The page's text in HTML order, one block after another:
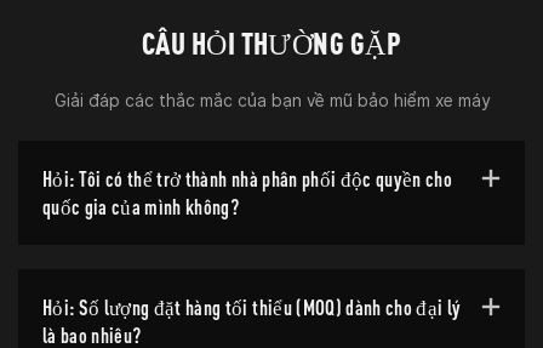
CÂU HỎI THƯỜNG GẶP
Giải đáp các thắc mắc của bạn về mũ bảo hiểm xe máy
Hỏi: Tôi có thể trở thành nhà phân phối độc quyền cho
quốc gia của mình không?
Hỏi: Số lượng đặt hàng tối thiểu (MOQ) dành cho đại lý
là bao nhiêu?